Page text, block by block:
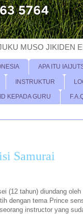
MUSO JIKIDEN
APA ITU
INSTRUKTUR
KEPADA GURU
Samurai
(12 tahun) diundang oleh
dengan tema Prince
instructor yang